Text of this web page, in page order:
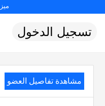
تسجيل الدخول
مشاهدة تفاصيل العضو